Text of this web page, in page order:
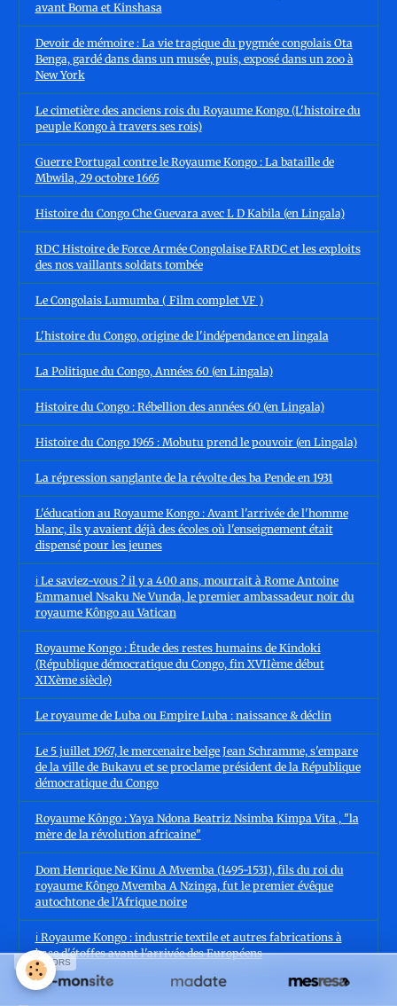
avant Boma et Kinshasa
Devoir de mémoire : La vie tragique du pygmée congolais Ota
Benga, gardé dans dans un musée, puis, exposé dans un zoo à
New York
Le cimetière des anciens rois du Royaume Kongo (L'histoire du
peuple Kongo à travers ses rois)
Guerre Portugal contre le Royaume Kongo : La bataille de
Mbwila, 29 octobre 1665
Histoire du Congo Che Guevara avec L D Kabila (en Lingala)
RDC Histoire de Force Armée Congolaise FARDC et les exploits
des nos vaillants soldats tombée
Le Congolais Lumumba ( Film complet VF )
L'histoire du Congo, origine de l'indépendance en lingala
La Politique du Congo, Années 60 (en Lingala)
Histoire du Congo : Rébellion des années 60 (en Lingala)
Histoire du Congo 1965 : Mobutu prend le pouvoir (en Lingala)
La répression sanglante de la révolte des ba Pende en 1931
L'éducation au Royaume Kongo : Avant l'arrivée de l'homme
blanc, ils y avaient déjà des écoles où l'enseignement était
dispensé pour les jeunes
ℹ️ Le saviez-vous ? il y a 400 ans, mourrait à Rome Antoine
Emmanuel Nsaku Ne Vunda, le premier ambassadeur noir du
royaume Kôngo au Vatican
Royaume Kongo : Étude des restes humains de Kindoki
(République démocratique du Congo, fin XVIIème début
XIXème siècle)
Le royaume de Luba ou Empire Luba : naissance & déclin
Le 5 juillet 1967, le mercenaire belge Jean Schramme, s'empare
de la ville de Bukavu et se proclame président de la République
démocratique du Congo
Royaume Kôngo : Yaya Ndona Beatriz Nsimba Kimpa Vita , "la
mère de la révolution africaine"
Dom Henrique Ne Kinu A Mvemba (1495-1531), fils du roi du
royaume Kôngo Mvemba A Nzinga, fut le premier évêque
autochtone de l'Afrique noire
ℹ️ Royaume Kongo : industrie textile et autres fabrications à
base d'étoffes avant l'arrivée des Européens
SPONSORS